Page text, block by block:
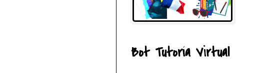
Bot Tutoría Virtual